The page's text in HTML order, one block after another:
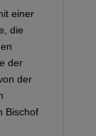
einer
die
der
der
Bischof